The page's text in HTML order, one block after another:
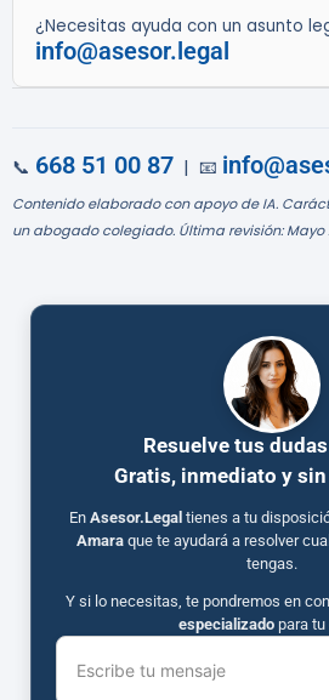
¿Necesitas ayuda con un asunto
info@asesor.legal
📞 668 51 00 87 | 📧
Contenido elaborado con apoyo de IA.
un abogado colegiado. Última revisión: Mayo
Resuelve tus
Gratis, inmediato y
En Asesor.Legal tienes a tu
Amaraque te ayudará a resolver
tengas.
Y si lo necesitas, te pondremos en
especializadopara tu
Escribe tu mensaje